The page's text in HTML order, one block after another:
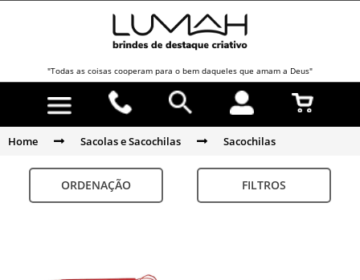
"Todas as coisas cooperam para o bem daqueles que amam a Deus"
Home Sacolas e Sacochilas Sacochilas
ORDENAÇÃO FILTROS